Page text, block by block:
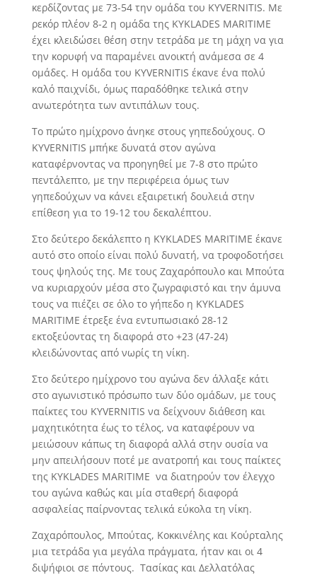
κερδίζοντας με 73-54 την ομάδα του KYVERNITIS. Με
ρεκόρ πλέον 8-2 η ομάδα της KYKLADES MARITIME
έχει κλειδώσει θέση στην τετράδα με τη μάχη να για
την κορυφή να παραμένει ανοικτή ανάμεσα σε 4
ομάδες. Η ομάδα του KYVERNITIS έκανε ένα πολύ
καλό παιχνίδι, όμως παραδόθηκε τελικά στην
ανωτερότητα των αντιπάλων τους.
Το πρώτο ημίχρονο άνηκε στους γηπεδούχους. Ο
KYVERNITIS μπήκε δυνατά στον αγώνα
καταφέρνοντας να προηγηθεί με 7-8 στο πρώτο
πεντάλεπτο, με την περιφέρεια όμως των
γηπεδούχων να κάνει εξαιρετική δουλειά στην
επίθεση για το 19-12 του δεκαλέπτου.
Στο δεύτερο δεκάλεπτο η KYKLADES MARITIME έκανε
αυτό στο οποίο είναι πολύ δυνατή, να τροφοδοτήσει
τους ψηλούς της. Με τους Ζαχαρόπουλο και Μπούτα
να κυριαρχούν μέσα στο ζωγραφιστό και την άμυνα
τους να πιέζει σε όλο το γήπεδο η KYKLADES
MARITIME έτρεξε ένα εντυπωσιακό 28-12
εκτοξεύοντας τη διαφορά στο +23 (47-24)
κλειδώνοντας από νωρίς τη νίκη.
Στο δεύτερο ημίχρονο του αγώνα δεν άλλαξε κάτι
στο αγωνιστικό πρόσωπο των δύο ομάδων, με τους
παίκτες του KYVERNITIS να δείχνουν διάθεση και
μαχητικότητα έως το τέλος, να καταφέρουν να
μειώσουν κάπως τη διαφορά αλλά στην ουσία να
μην απειλήσουν ποτέ με ανατροπή και τους παίκτες
της KYKLADES MARITIME να διατηρούν τον έλεγχο
του αγώνα καθώς και μία σταθερή διαφορά
ασφαλείας παίρνοντας τελικά εύκολα τη νίκη.
Ζαχαρόπουλος, Μπούτας, Κοκκινέλης και Κούρταλης
μια τετράδα για μεγάλα πράγματα, ήταν και οι 4
διψήφιοι σε πόντους. Τασίκας και Δελλατόλας